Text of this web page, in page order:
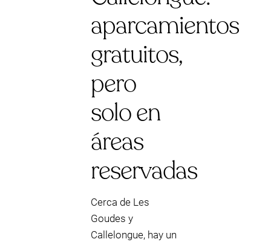
aparcamientos
gratuitos,
pero
solo en
áreas
reservadas
Cerca de Les
Goudes y
Callelongue, hay un